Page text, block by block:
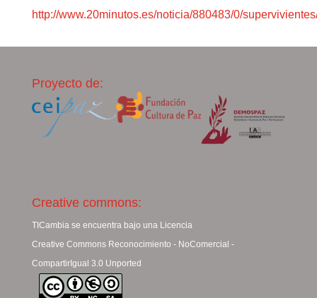
http://www.20minutos.es/noticia/880483/0/
Proyecto de:
Creative commons:
TICambia se encuentra bajo una Licencia
Creative Commons Reconocimiento - NoComercial -
CompartirIgual 3.0 Unported